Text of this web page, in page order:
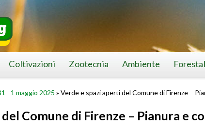
Coltivazioni Zootecnia Ambiente
- 1 maggio 2025 » Verde e spazi aperti del Comune di Firenze –
Comune di Firenze – Pianura e